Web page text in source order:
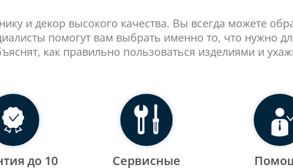
и декор высокого качества. Вы всегда можете
помогут вам выбрать именно то, что нужно
как правильно пользоваться изделиями и
до 10
Сервисные